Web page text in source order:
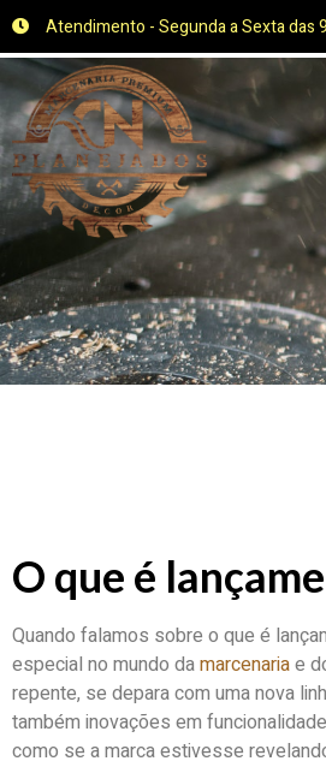
Atendimento - Segunda a Sexta das
O que é
Quando falamos sobre o que é
especial no mundo damarcenariae
repente, se depara com uma nova
também inovações em
como se a marca estivesse